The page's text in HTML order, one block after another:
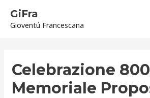
contenuto
GiFra
Gioventú Francescana
Celebrazione
Memoriale